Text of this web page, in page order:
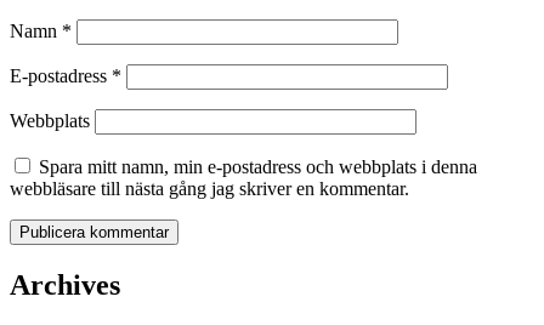
Namn *
E-postadress *
Webbplats
Spara mitt namn, min e-postadress och webbplats i denna
webbläsare till nästa gång jag skriver en kommentar.
Archives